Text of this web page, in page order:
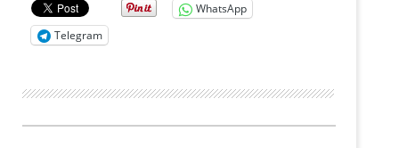
WhatsApp
Telegram